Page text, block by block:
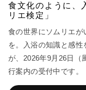
食文化のように、
リエ検定」
食の世界にソムリエが
を。入浴の知識と感
が、2026年9月26日（
行案内の受付中です。